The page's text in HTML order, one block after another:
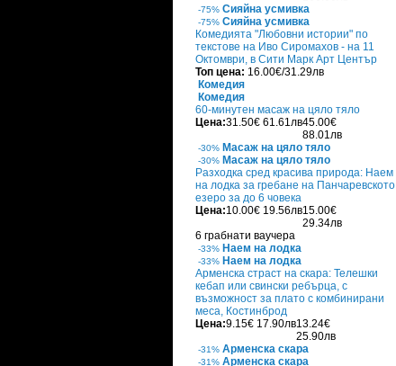
-75% Сияйна усмивка
-75% Сияйна усмивка
Комедията "Любовни истории" по
текстове на Иво Сиромахов - на 11
Октомври, в Сити Марк Арт Център
Топ цена: 16.00€/31.29лв
Комедия
Комедия
60-минутен масаж на цяло тяло
Цена:31.50€ 61.61лв45.00€
88.01лв
-30% Масаж на цяло тяло
-30% Масаж на цяло тяло
Разходка сред красива природа: Наем
на лодка за гребане на Панчаревското
езеро за до 6 човека
Цена:10.00€ 19.56лв15.00€
29.34лв
6 грабнати ваучера
-33% Наем на лодка
-33% Наем на лодка
Арменска страст на скара: Телешки
кебап или свински ребърца, с
възможност за плато с комбинирани
меса, Костинброд
Цена:9.15€ 17.90лв13.24€
25.90лв
-31% Арменска скара
-31% Арменска скара